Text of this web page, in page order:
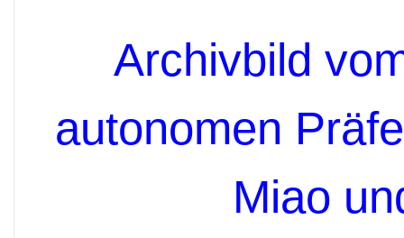
Archivbild
autonomen
Miao